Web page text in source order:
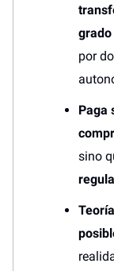
grado
por
Paga
sino